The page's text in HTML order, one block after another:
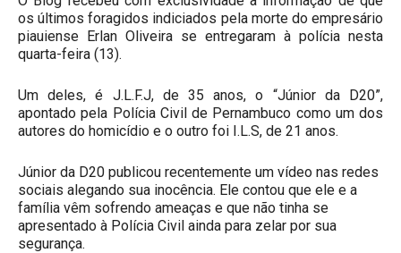
os últimos foragidos indiciados pela morte do empresário
piauiense Erlan Oliveira se entregaram à polícia nesta
quarta-feira (13).
Um deles, é J.L.F.J, de 35 anos, o “Júnior da D20”,
apontado pela Polícia Civil de Pernambuco como um dos
autores do homicídio e o outro foi I.L.S, de 21 anos.
Júnior da D20 publicou recentemente um vídeo nas redes
sociais alegando sua inocência. Ele contou que ele e a
família vêm sofrendo ameaças e que não tinha se
apresentado à Polícia Civil ainda para zelar por sua
segurança.